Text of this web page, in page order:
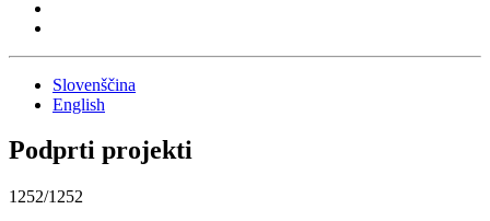
Slovenščina
English
Podprti projekti
1252/1252